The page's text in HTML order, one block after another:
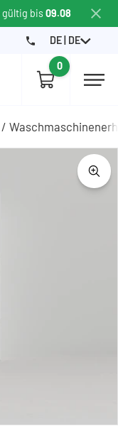
gültig bis09.08
DE | DE
0